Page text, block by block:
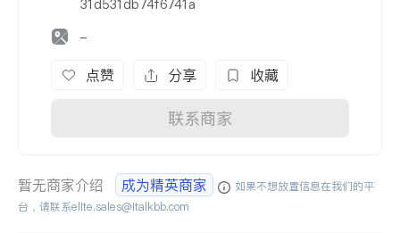
31d531db74f6741a
-
点赞 分享 收藏
联系商家
暂无商家介绍 成为精英商家
如果不想放置信息在我们的平
台，请联系elite.sales@italkbb.com